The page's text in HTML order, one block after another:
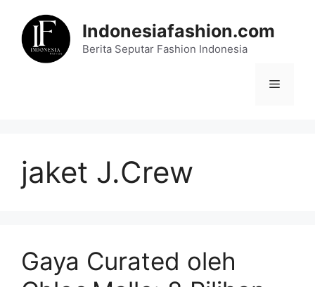
content
Indonesiafashion.com
Berita Seputar Fashion Indonesia
Menu
jaket J.Crew
Gaya Curated oleh